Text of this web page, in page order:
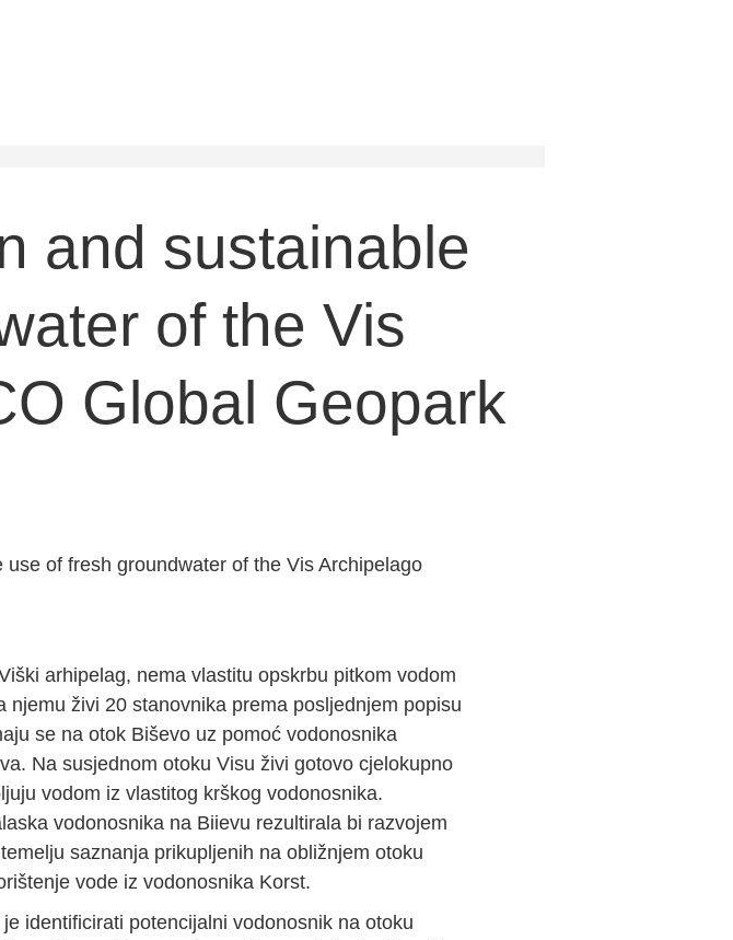
and sustainable
of the Vis
Global Geopark
of fresh groundwater of the Vis Archipelago
arhipelag, nema vlastitu opskrbu pitkom vodom
živi 20 stanovnika prema posljednjem popisu
se na otok Biševo uz pomoć vodonosnika
Na susjednom otoku Visu živi gotovo cjelokupno
vodom iz vlastitog krškog vodonosnika.
vodonosnika na Biievu rezultirala bi razvojem
saznanja prikupljenih na obližnjem otoku
vode iz vodonosnika Korst.
identificirati potencijalni vodonosnik na otoku